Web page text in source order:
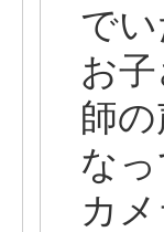
で
お
師
な
カ